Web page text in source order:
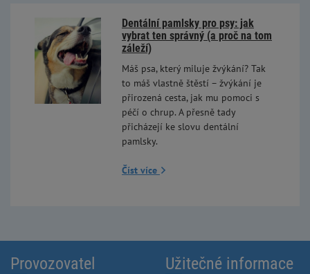
Dentální pamlsky pro psy: jak
vybrat ten správný (a proč na tom
záleží)
Máš psa, který miluje žvýkání? Tak
to máš vlastně štěstí – žvýkání je
přirozená cesta, jak mu pomoci s
péčí o chrup. A přesně tady
přicházejí ke slovu dentální
pamlsky.
Číst více
Provozovatel Užitečné informace